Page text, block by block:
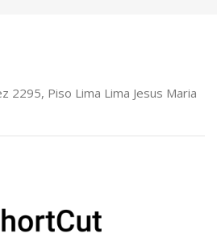
2295, Piso Lima Lima Jesus Maria